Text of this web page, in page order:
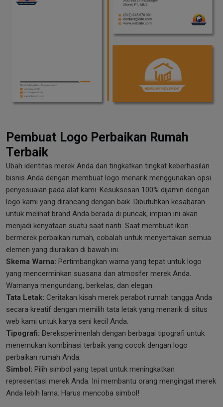
Pembuat Logo Perbaikan Rumah
Terbaik
Ubah identitas merek Anda dan tingkatkan tingkat keberhasilan
bisnis Anda dengan membuat logo menarik menggunakan opsi
penyesuaian pada alat kami. Kesuksesan 100% dijamin dengan
logo kami yang dirancang dengan baik. Dibutuhkan kesabaran
untuk melihat brand Anda berada di puncak, impian ini akan
menjadi kenyataan suatu saat nanti. Saat membuat ikon
bermerek perbaikan rumah, cobalah untuk menyertakan semua
elemen yang diuraikan di bawah ini.
Skema Warna: Pertimbangkan warna yang tepat untuk logo
yang mencerminkan suasana dan atmosfer merek Anda.
Warnanya mengundang, berkelas, dan elegan.
Tata Letak: Ceritakan kisah merek perabot rumah tangga Anda
secara kreatif dengan memilih tata letak yang menarik di situs
web kami untuk karya seni kecil Anda.
Tipografi: Bereksperimenlah dengan berbagai tipografi untuk
menemukan kombinasi terbaik yang cocok dengan logo
perbaikan rumah Anda.
Simbol: Pilih simbol yang tepat untuk meningkatkan
representasi merek Anda. Ini membantu orang mengingat merek
Anda lebih lama. Harus mencoba simbol!